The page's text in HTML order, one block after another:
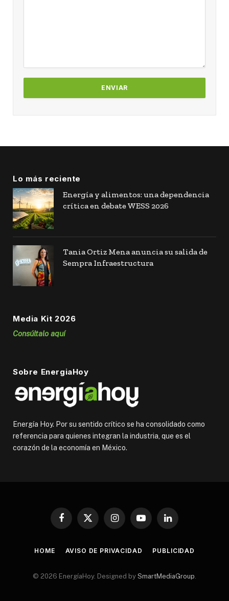
Lo más reciente
Energía y alimentos: una dependencia
crítica en debate WESS 2026
Tania Ortiz Mena anuncia su salida de
Sempra Infraestructura
Media Kit 2026
Consúltalo aquí
Sobre EnergiaHoy
Energía Hoy. Por su sentido crítico se ha consolidado como
referencia para quienes integran la industria, que es el
corazón de la economía en México.
Facebook
X
InstagramYouTubeLinkedIn
HOME AVISO DE PRIVACIDAD PUBLICIDAD
© 2026 EnergíaHoy. Designed by SmartMediaGroup